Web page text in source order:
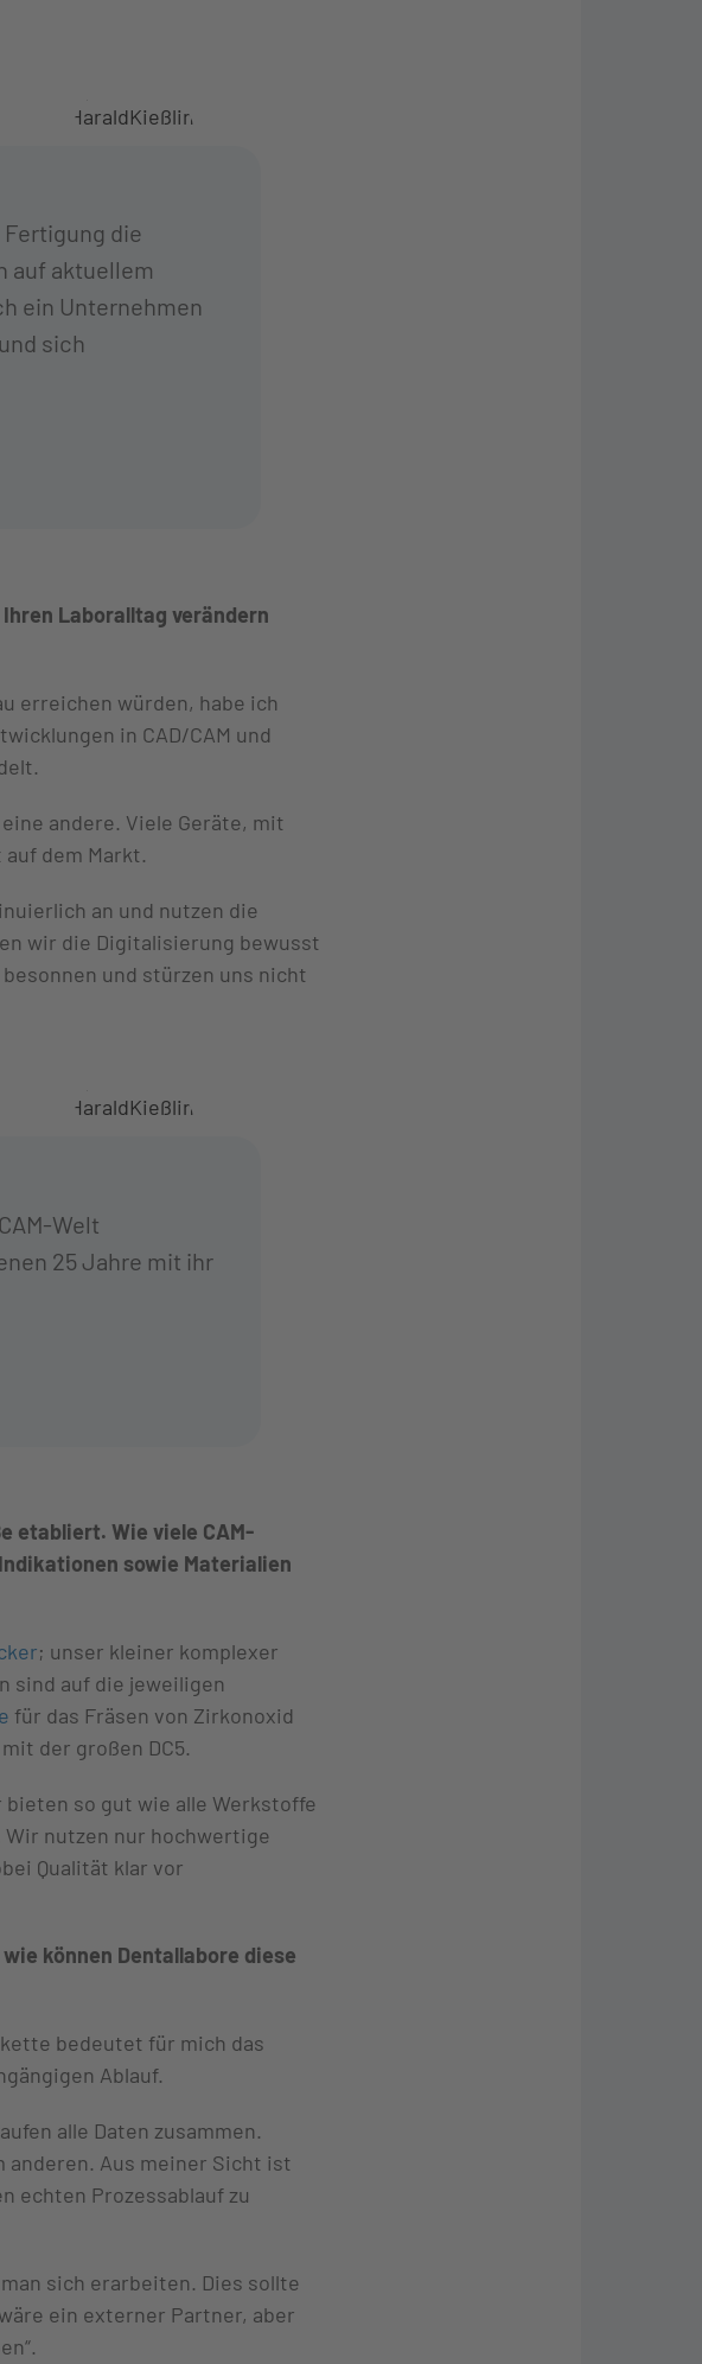
die
auf aktuellem
ein Unternehmen
sich
Laboralltag verändern
erreichen würden, habe ich
in CAD/CAM und
andere. Viele Geräte, mit
dem Markt.
an und nutzen die
wir die Digitalisierung bewusst
und stürzen uns nicht
Welt
25 Jahre mit ihr
etabliert. Wie viele CAM-
sowie Materialien
; unser kleiner komplexer
sind auf die jeweiligen
für das Fräsen von Zirkonoxid
der großen DC5.
so gut wie alle Werkstoffe
Wir nutzen nur hochwertige
Qualität klar vor
können Dentallabore diese
bedeutet für mich das
Ablauf.
alle Daten zusammen.
anderen. Aus meiner Sicht ist
echten Prozessablauf zu
sich erarbeiten. Dies sollte
ein externer Partner, aber